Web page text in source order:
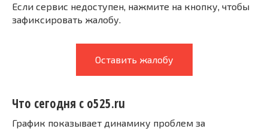
Если сервис недоступен, нажмите на кнопку, чтобы
зафиксировать жалобу.
Оставить жалобу
Что сегодня с o525.ru
График показывает динамику проблем за